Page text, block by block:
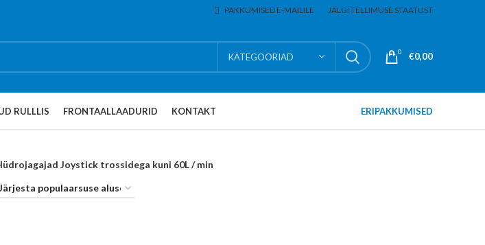
PAKKUMISED E-MAILILE JÄLGI TELLIMUSE STAATUST
KATEGOORIAD 0 €0,00
RULLLIS FRONTAALLAADURID KONTAKT ERIPAKKUMISED
Joystick trossidega kuni 60L / min